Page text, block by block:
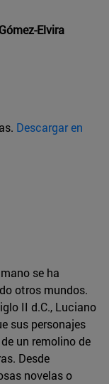
Elvira
Descargar en
se ha
otros mundos.
II d.C., Luciano
sus personajes
un remolino de
Desde
novelas o